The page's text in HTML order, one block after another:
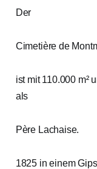
Der
Cimetière de
ist mit 110.000 m²
als
Père Lachaise.
1825 in einem